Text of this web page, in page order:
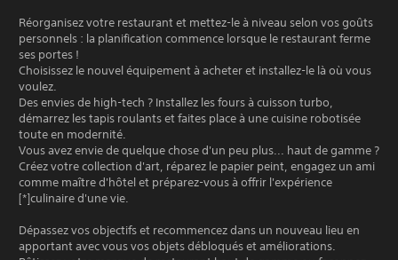
Réorganisez votre restaurant et mettez-le à niveau selon vos goûts
personnels : la planification commence lorsque le restaurant ferme
ses portes !
Choisissez le nouvel équipement à acheter et installez-le là où vous
voulez.
Des envies de high-tech ? Installez les fours à cuisson turbo,
démarrez les tapis roulants et faites place à une cuisine robotisée
toute en modernité.
Vous avez envie de quelque chose d'un peu plus... haut de gamme ?
Créez votre collection d'art, réparez le papier peint, engagez un ami
comme maître d'hôtel et préparez-vous à offrir l'expérience
[*]culinaire d'une vie.
Dépassez vos objectifs et recommencez dans un nouveau lieu en
apportant avec vous vos objets débloqués et améliorations.